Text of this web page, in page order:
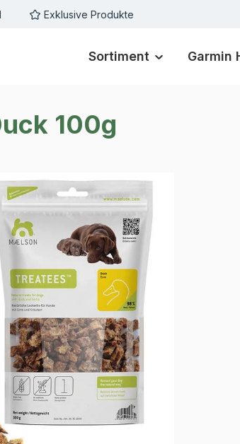
Exklusive Produkte
Sortiment Garmin
100g